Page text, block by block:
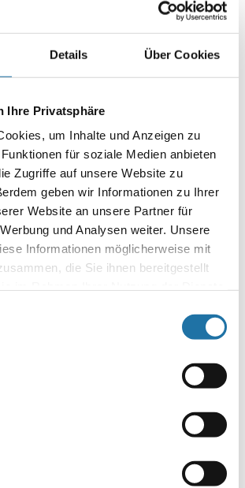
Details Über Cookies
Ihre Privatsphäre
um Inhalte und Anzeigen zu
für soziale Medien anbieten
Zugriffe auf unsere Website zu
geben wir Informationen zu Ihrer
Website an unsere Partner für
und Analysen weiter. Unsere
Informationen möglicherweise mit
die Sie ihnen bereitgestellt